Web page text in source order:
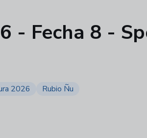
- Fecha 8 -
2026 Rubio Ñu